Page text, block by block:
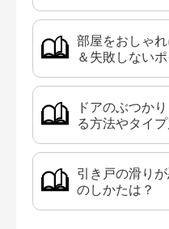
部屋をおしゃ
＆失敗しない
ドアのぶつか
る方法やタイ
引き戸の滑り
のしかたは？